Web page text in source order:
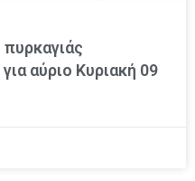
αύριο Κυριακή 09